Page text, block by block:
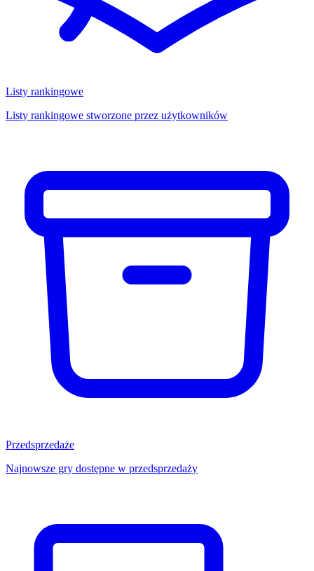
Listy rankingowe
Listy rankingowe stworzone przez użytkowników
Przedsprzedaże
Najnowsze gry dostępne w przedsprzedaży